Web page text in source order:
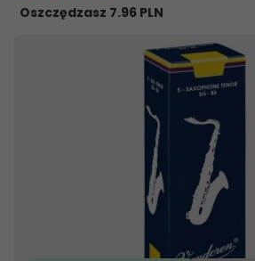
Oszczędzasz 7.96 PLN